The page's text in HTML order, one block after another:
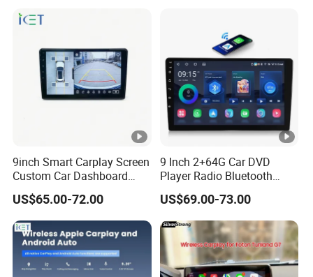
9inch Smart Carplay Screen
Custom Car Dashboard
Frame for Auto Radio
Installation
US$65.00-72.00
9 Inch 2+64G Car DVD
Player Radio Bluetooth
Stereo Screen Car Stereo
US$69.00-73.00